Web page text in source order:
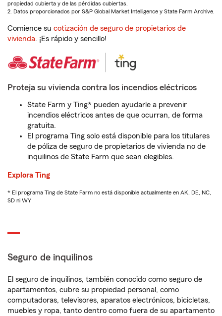
propiedad cubierta y de las pérdidas cubiertas.
2. Datos proporcionados por S&P Global Market Intelligence y State Farm Archive.
Comience su cotización de seguro de propietarios de
vivienda. ¡Es rápido y sencillo!
Proteja su vivienda contra los incendios eléctricos
State Farm y Ting* pueden ayudarle a prevenir
incendios eléctricos antes de que ocurran, de forma
gratuita.
El programa Ting solo está disponible para los titulares
de póliza de seguro de propietarios de vivienda no de
inquilinos de State Farm que sean elegibles.
Explora Ting
* El programa Ting de State Farm no está disponible actualmente en AK, DE, NC,
SD ni WY
Seguro de inquilinos
El seguro de inquilinos, también conocido como seguro de
apartamentos, cubre su propiedad personal, como
computadoras, televisores, aparatos electrónicos, bicicletas,
muebles y ropa, tanto dentro como fuera de su apartamento